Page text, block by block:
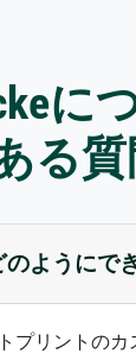
に
る質
ようにで
プリントの